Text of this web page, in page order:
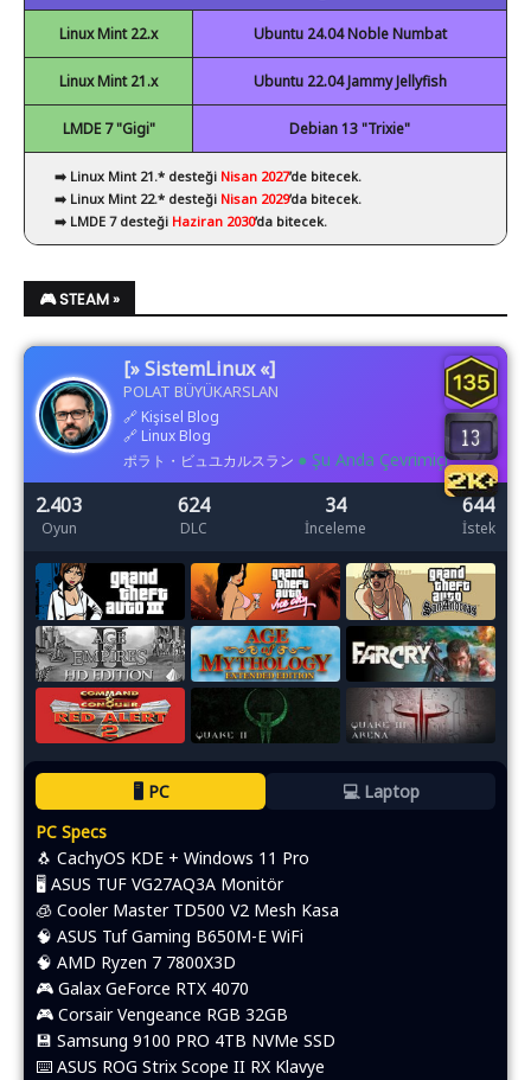
Linux Mint 22.x Ubuntu 24.04 Noble Numbat
Linux Mint 21.x Ubuntu 22.04 Jammy Jellyfish
LMDE 7 "Gigi" Debian 13 "Trixie"
➡️ Linux Mint 21.* desteği Nisan 2027’de bitecek.
➡️ Linux Mint 22.* desteği Nisan 2029’da bitecek.
➡️ LMDE 7 desteği Haziran 2030’da bitecek.
🎮 STEAM »
[» SistemLinux «]
POLAT BÜYÜKARSLAN
🔗 Kişisel Blog
🔗 Linux Blog
ポラト・ビュユカルスラン ● Şu Anda Çevrimiçi
2.403
Oyun
624
DLC
34
İnceleme
644
İstek
🖥️ PC
💻 Laptop
PC Specs
🐧 CachyOS KDE + Windows 11 Pro
🖥️ ASUS TUF VG27AQ3A Monitör
🧊 Cooler Master TD500 V2 Mesh Kasa
🧠 ASUS Tuf Gaming B650M-E WiFi
🧠 AMD Ryzen 7 7800X3D
🎮 Galax GeForce RTX 4070
🎮 Corsair Vengeance RGB 32GB
💾 Samsung 9100 PRO 4TB NVMe SSD
⌨️​ ASUS ROG Strix Scope II RX Klavye